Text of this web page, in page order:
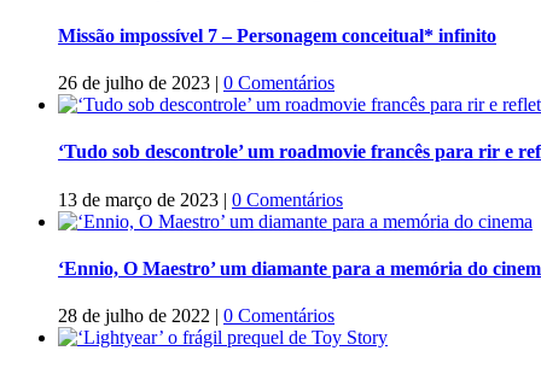
Missão impossível 7 – Personagem conceitual* infinito
26 de julho de 2023 | 0 Comentários
‘Tudo sob descontrole’ um roadmovie francês para rir e
13 de março de 2023 | 0 Comentários
‘Ennio, O Maestro’ um diamante para a memória do
28 de julho de 2022 | 0 Comentários